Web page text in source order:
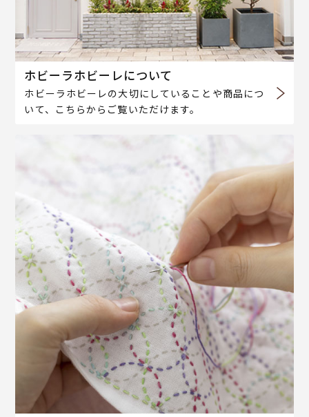
ホビーラホビーレについて
ホビーラホビーレの大切にしていることや商品につ
いて、こちらからご覧いただけます。